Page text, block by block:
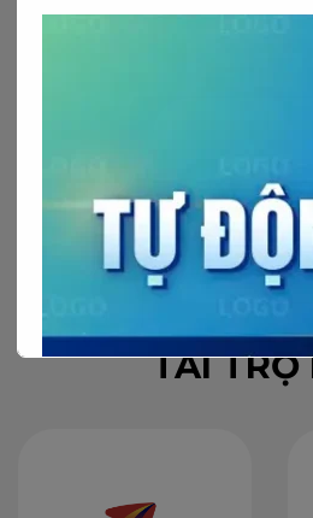
TÀI TRỢ